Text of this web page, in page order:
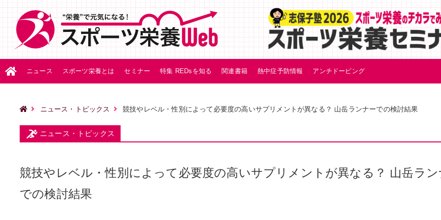
ニュース スポーツ栄養とは セミナー 特集 REDsを知る 関連書籍 熱中症予防情報 アンチドーピング
ニュース・トピックス 競技やレベル・性別によって必要度の高いサプリメントが異なる？ 山岳ランナーでの検討結果
ニュース・トピックス
競技やレベル・性別によって必要度の高いサプリメントが異なる？ 山岳ラ
での検討結果